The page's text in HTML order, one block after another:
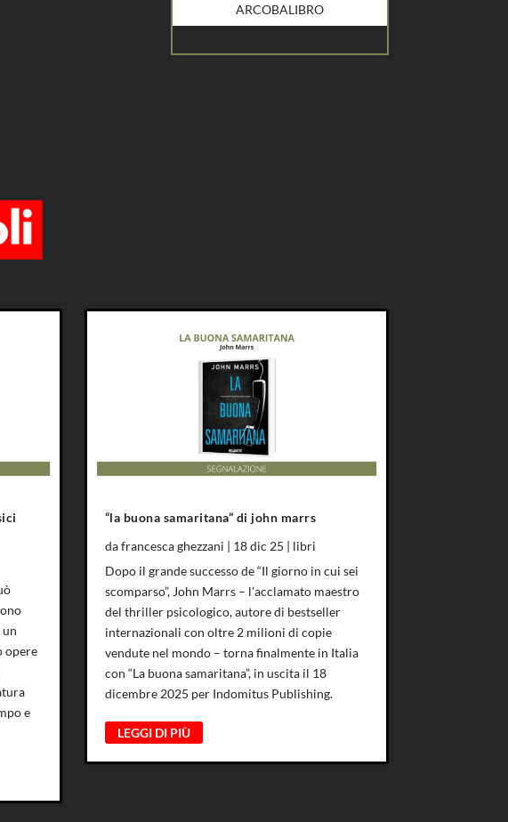
ARCOBALIBRO
opere
e
“la buona samaritana” di john marrs
dafrancesca ghezzani | 18 dic 25 | libri
Dopo il grande successo de “Il giorno in cui sei
scomparso”, John Marrs – l’acclamato maestro
del thriller psicologico, autore di bestseller
internazionali con oltre 2 milioni di copie
vendute nel mondo – torna finalmente in Italia
con “La buona samaritana”, in uscita il 18
dicembre 2025 per Indomitus Publishing.
LEGGI DI PIÙ